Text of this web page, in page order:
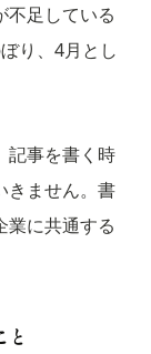
不足している
り、4月とし
記事を書く時
きません。書
業に共通する